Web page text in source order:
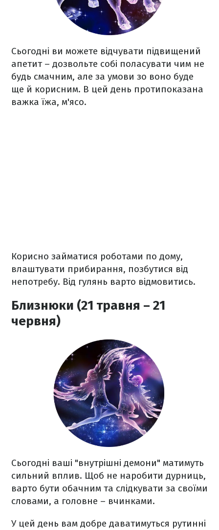
Сьогодні ви можете відчувати підвищений
апетит – дозвольте собі поласувати чим не
будь смачним, але за умови зо воно буде
ще й корисним. В цей день протипоказана
важка їжа, м'ясо.
Корисно займатися роботами по дому,
влаштувати прибирання, позбутися від
непотребу. Від гулянь варто відмовитись.
Близнюки (21 травня – 21
червня)
Сьогодні ваші "внутрішні демони" матимуть
сильний вплив. Щоб не наробити дурниць,
варто бути обачним та слідкувати за своїми
словами, а головне – вчинками.
У цей день вам добре даватимуться рутинні